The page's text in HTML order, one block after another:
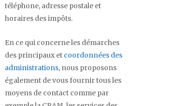
téléphone, adresse postale et
horaires des impôts.
En ce qui concerne les démarches
des principaux et coordonnées des
administrations, nous proposons
également de vous fournir tous les
moyens de contact comme par